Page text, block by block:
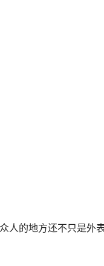
人的地方还不只是外